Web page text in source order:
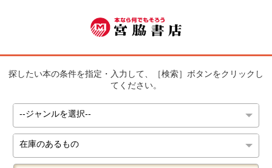
探したい本の条件を指定・入力して、［検索］ボタンをクリックし
てください。